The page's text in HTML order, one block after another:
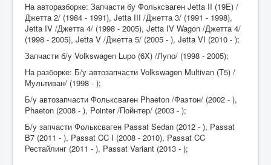
На авторазборке: Запчасти бу Фольксваген Jetta II (19E) /
Джетта 2/ (1984 - 1991), Jetta III /Джетта 3/ (1991 - 1998),
Jetta IV /Джетта 4/ (1998 - 2005), Jetta IV Wagon /Джетта 4/
(1998 - 2005), Jetta V /Джетта 5/ (2005 - ), Jetta VI (2010 - );
Запчасти б/у Volkswagen Lupo (6X) /Лупо/ (1998 - 2005);
На разборке: Б/у автозапчасти Volkswagen Multivan (T5) /
Мультиван/ (1998 - );
Б/у автозапчасти Фольксваген Phaeton /Фаэтон/ (2002 - ),
Phaeton (2008 - ), Pointer /Пойнтер/ (2003 - );
Б/у запчасти Фольксваген Passat Sedan (2012 - ), Passat
B7 (2011 - ), Passat CC I (2008 - 2010), Passat CC
Рестайлинг (2011 - ), Passat Variant (2013 - );